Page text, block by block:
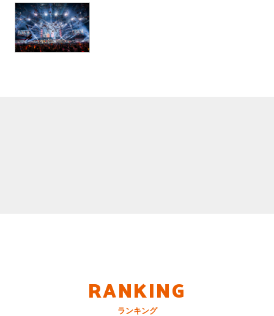
RANKING
ランキング